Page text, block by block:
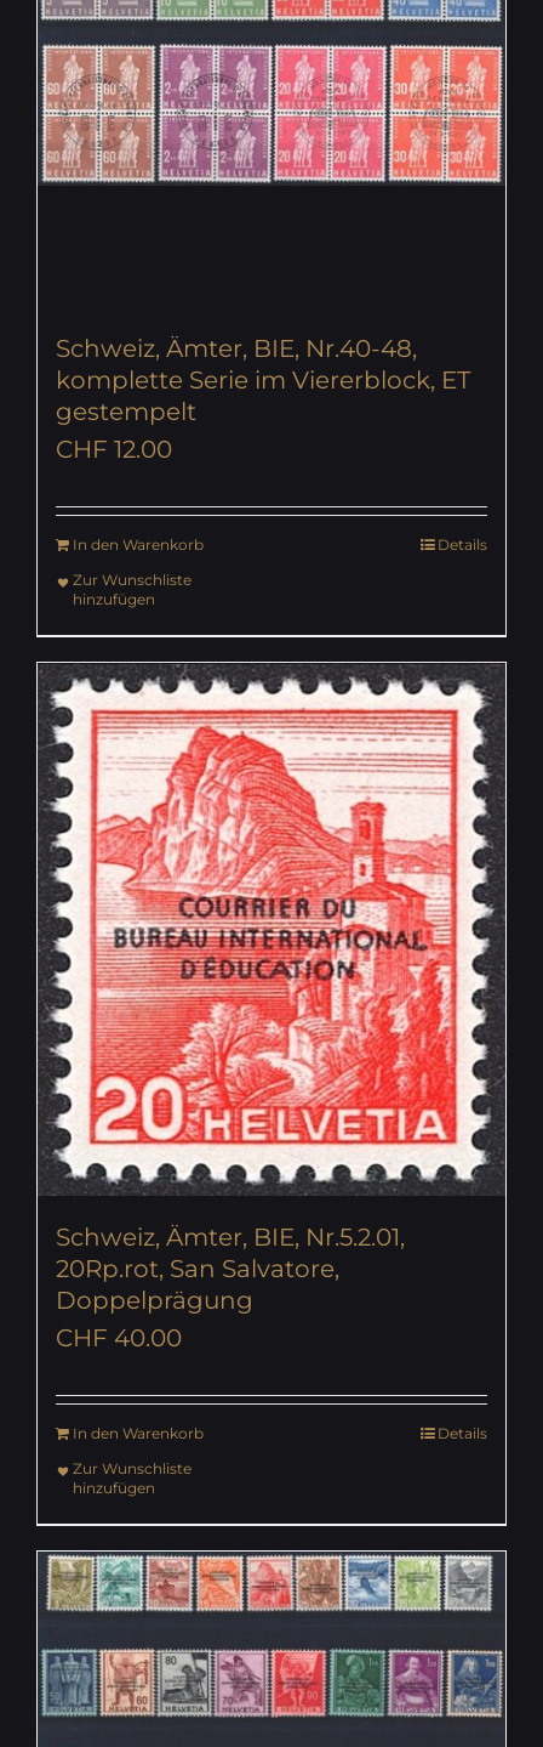
Schweiz, Ämter, BIE, Nr.40-48,
komplette Serie im Viererblock, ET
gestempelt
CHF 12.00
In den Warenkorb
Details
Zur Wunschliste
hinzufügen
Schweiz, Ämter, BIE, Nr.5.2.01,
20Rp.rot, San Salvatore,
Doppelprägung
CHF 40.00
In den Warenkorb
Details
Zur Wunschliste
hinzufügen